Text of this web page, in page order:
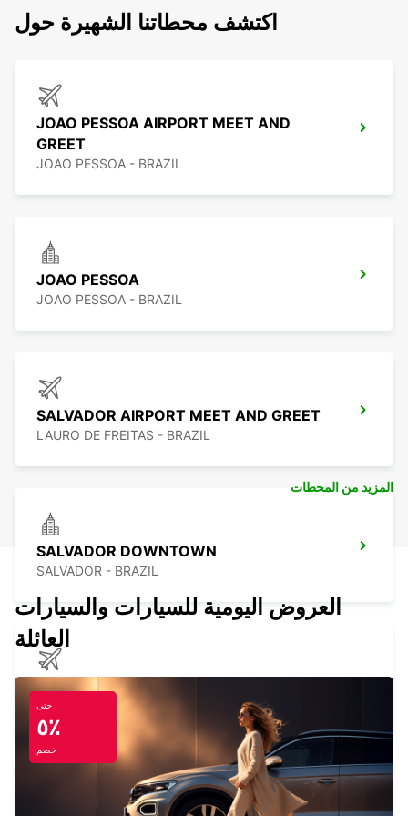
اكتشف محطاتنا الشهيرة حول
JOAO PESSOA AIRPORT MEET AND
GREET
JOAO PESSOA - BRAZIL
JOAO PESSOA
JOAO PESSOA - BRAZIL
SALVADOR AIRPORT MEET AND GREET
LAURO DE FREITAS - BRAZIL
SALVADOR DOWNTOWN
SALVADOR - BRAZIL
CAYENNE AIRPORT
MATOURY - FRENCH GUIANA
المزيد من المحطات
العروض اليومية للسيارات والسيارات
العائلة
حتى
٥٪
خصم